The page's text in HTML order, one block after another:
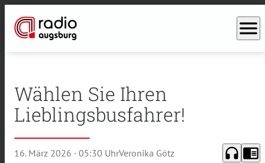
menu
Wählen Sie Ihren
Lieblingsbusfahrer!
16. März 2026 · 05:30 UhrVeronika Götz headphones chrome_reader_mode